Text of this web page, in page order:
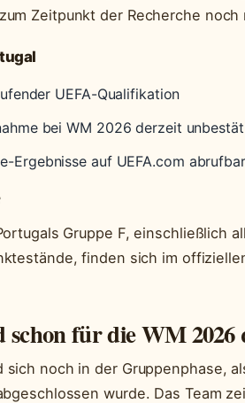
Zeitpunkt der Recherche
UEFA-Qualifikation
bei WM 2026 derzeit
Ergebnisse auf UEFA.com abrufbar
Gruppe F, einschließlich
finden sich im
schon für die WM
sich noch in der Gruppenphase,
wurde. Das Team